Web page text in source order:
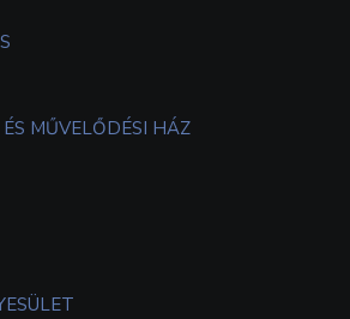
MŰVELŐDÉSI HÁZ